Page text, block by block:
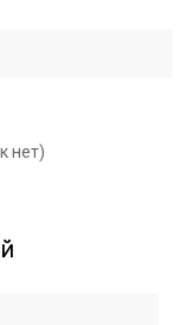
нет)